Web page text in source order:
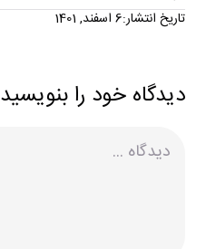
تاریخ انتشار:6 اسفند, 1401
دیدگاه خود را بنویسید